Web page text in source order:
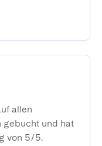
allen
gebucht und hat
von 5/5.